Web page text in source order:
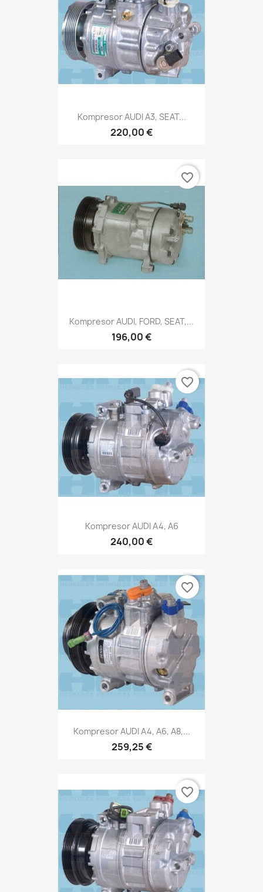
Kompresor AUDI A3, SEAT...
220,00 €
Kompresor AUDI, FORD, SEAT,...
196,00 €
favorite_border
Kompresor AUDI A4, A6
240,00 €
favorite_border
Kompresor AUDI A4, A6, A8,...
259,25 €
favorite_border
favorite_border